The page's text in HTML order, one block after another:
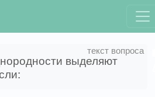
выделяют